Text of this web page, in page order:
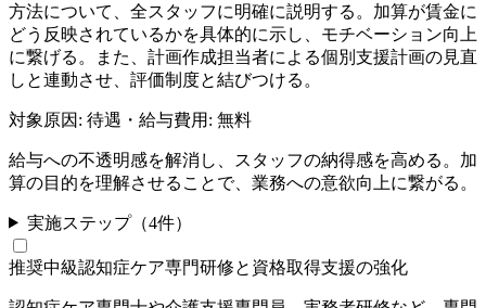
方法について、全スタッフに明確に説明する。加算が賃金に
どう反映されているかを具体的に示し、モチベーション向上
に繋げる。また、計画作成担当者による個別支援計画の見直
しと連動させ、評価制度と結びつける。
対象原因: 待遇・給与費用: 無料
給与への不透明感を解消し、スタッフの納得感を高める。加
算の目的を理解させることで、業務への意欲向上に繋がる。
実施ステップ（4件）
推奨中級認知症ケア専門研修と資格取得支援の強化